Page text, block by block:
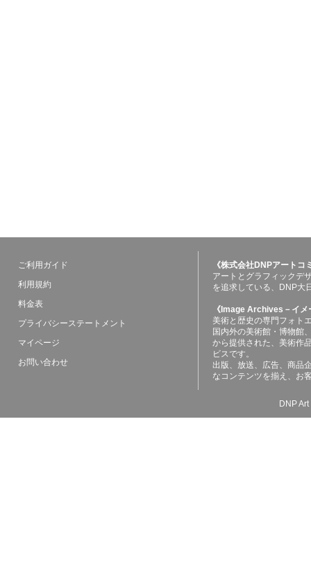
ご利用ガイド
利用規約
料金表
プライバシーステートメント
マイページ
お問い合わせ
《株式会社DNPアート
アートとグラフィックデ
を追求している、DNP大
《Image Archives－イ
美術と歴史の専門フォト
国内外の美術館・博物館
から提供された、美術作
ビスです。
出版、放送、広告、商品
なコンテンツを揃え、お
DNP